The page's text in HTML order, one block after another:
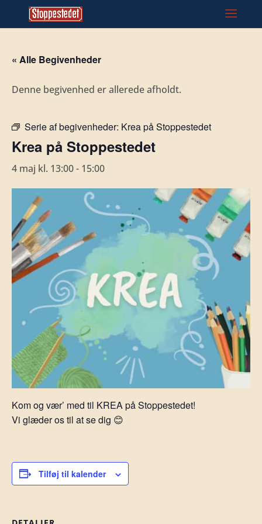
« Alle Begivenheder
Denne begivenhed er allerede afholdt.
Serie af begivenheder: Krea på Stoppestedet
Krea på Stoppestedet
4 maj kl. 13:00- 15:00
Kom og vær’ med til KREA på Stoppestedet!
Vi glæder os til at se dig 😊
Tilføj til kalender